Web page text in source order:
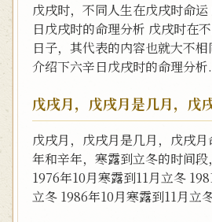
戊戌时，不同人生在戊戌时命
日戊戌时的命理分析 戊戌时在不
日子，其代表的内容也就大不
介绍下六辛日戊戌时的命理分析
戊戌月，戊戌月是几月，戊
戊戌月，戊戌月是几月，戊戌
年和辛年，寒露到立冬的时间段
1976年10月寒露到11月立冬
立冬 1986年10月寒露到11月立